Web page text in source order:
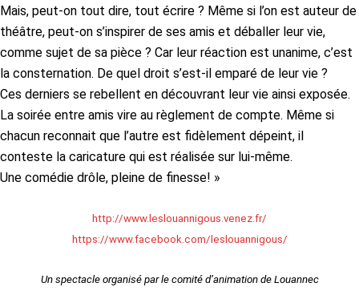
Mais, peut-on tout dire, tout écrire ? Même si l’on est auteur de
théâtre, peut-on s’inspirer de ses amis et déballer leur vie,
comme sujet de sa pièce ? Car leur réaction est unanime, c’est
la consternation. De quel droit s’est-il emparé de leur vie ?
Ces derniers se rebellent en découvrant leur vie ainsi exposée.
La soirée entre amis vire au règlement de compte. Même si
chacun reconnait que l’autre est fidèlement dépeint, il
conteste la caricature qui est réalisée sur lui-même.
Une comédie drôle, pleine de finesse! »
http://www.leslouannigous.venez.fr/
https://www.facebook.com/leslouannigous/
Un spectacle organisé par le comité d’animation de Louannec